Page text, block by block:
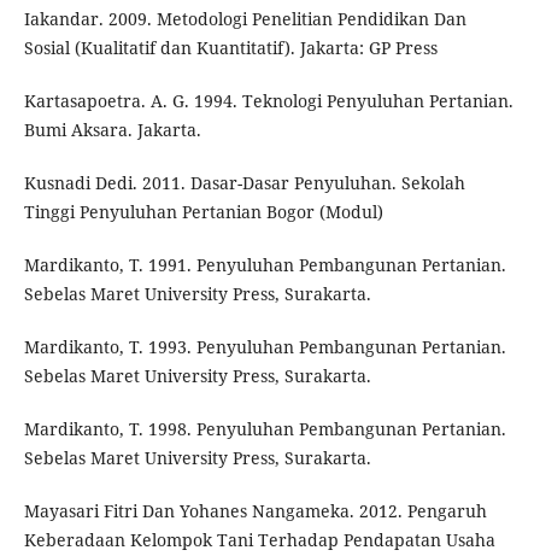
Iakandar. 2009. Metodologi Penelitian Pendidikan Dan
Sosial (Kualitatif dan Kuantitatif). Jakarta: GP Press
Kartasapoetra. A. G. 1994. Teknologi Penyuluhan Pertanian.
Bumi Aksara. Jakarta.
Kusnadi Dedi. 2011. Dasar-Dasar Penyuluhan. Sekolah
Tinggi Penyuluhan Pertanian Bogor (Modul)
Mardikanto, T. 1991. Penyuluhan Pembangunan Pertanian.
Sebelas Maret University Press, Surakarta.
Mardikanto, T. 1993. Penyuluhan Pembangunan Pertanian.
Sebelas Maret University Press, Surakarta.
Mardikanto, T. 1998. Penyuluhan Pembangunan Pertanian.
Sebelas Maret University Press, Surakarta.
Mayasari Fitri Dan Yohanes Nangameka. 2012. Pengaruh
Keberadaan Kelompok Tani Terhadap Pendapatan Usaha